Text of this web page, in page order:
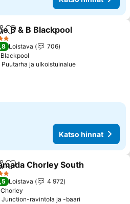
Lisää suosikkeihin
B & B Blackpool
Loistava
706
Blackpool
Puutarha ja ulkoistuinalueKatso hinnat
Katso hinnat
Lisää suosikkeihin
Chorley South
Loistava
4 972
Chorley
Junction-ravintola ja -baari